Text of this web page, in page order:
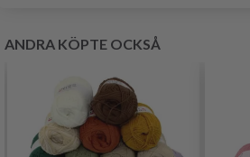
ANDRA KÖPTE OCKSÅ